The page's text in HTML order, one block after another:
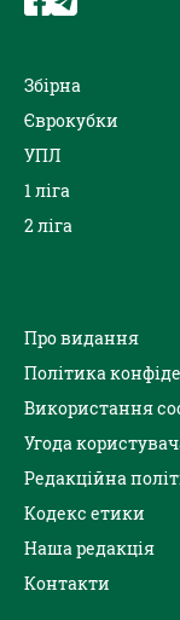
Збірна
Єврокубки
УПЛ
1 ліга
2 ліга
Про видання
Політика
Використання
Угода
Редакційна
Кодекс етики
Наша редакція
Контакти